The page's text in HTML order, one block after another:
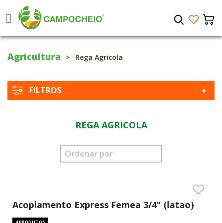
Agricultura Rega Agricola
FILTROS
REGA AGRICOLA
Acoplamento Express Femea 3/4" (latao)
4 PRODUTOS